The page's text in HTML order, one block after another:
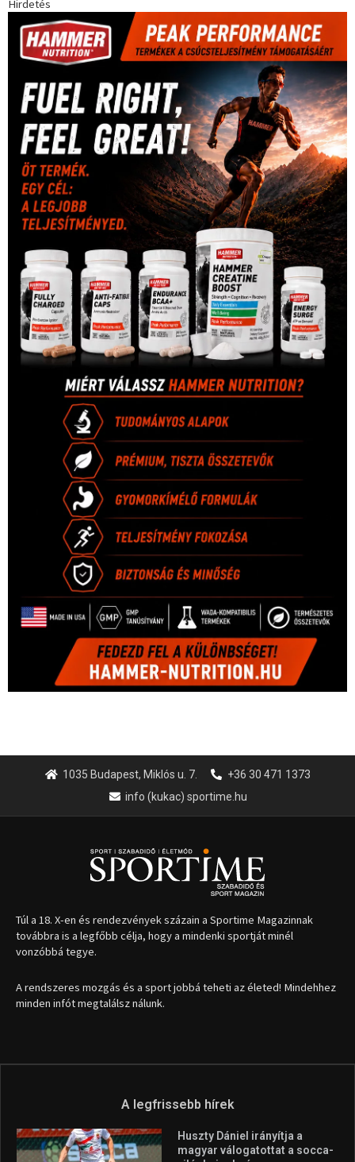
(181)Jégkorong(148)kajakkenu(138)karate(168)kickbox(204)
kosárlabda(166)kézilabda(448)Lewis Hamilton(168) magyar
labdarúgóválogatott
(148) Mercedes (244)motorsport(153)Opel
Dakar Team(132)Rali Világbajnokság(122)Rendezvény(142)rio
Sportime Magazin(128) szabadidősport
(316) Szalay Balázs (126)tenisz(416)táplálkozás(155)utazás
(126) Video(247)világbajnokság (162)Világkupa(129)vitorlázás
(222)vívás(174) vízilabda(197) Érdi Mária(130)életmód(416)
úszás(361)
Hirdetés
1035 Budapest, Miklós u. 7.
+36 30 471 1373
Túl a 18. X-en és rendezvények százain a Sportime Magazinnak
továbbra is a legfőbb célja, hogy a mindenki sportját minél